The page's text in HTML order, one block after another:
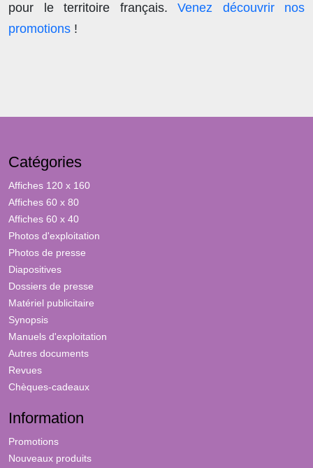
pour le territoire français. Venez découvrir nos
promotions !
Catégories
Affiches 120 x 160
Affiches 60 x 80
Affiches 60 x 40
Photos d'exploitation
Photos de presse
Diapositives
Dossiers de presse
Matériel publicitaire
Synopsis
Manuels d'exploitation
Autres documents
Revues
Chèques-cadeaux
Information
Promotions
Nouveaux produits